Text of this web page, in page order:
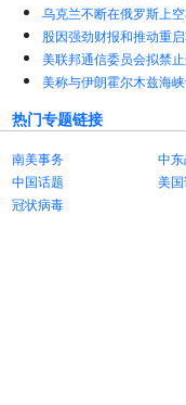
乌克兰不断在俄罗斯上
股因强劲财报和推动重
美联邦通信委员会拟禁
美称与伊朗霍尔木兹海
热门专题链接
南美事务 中
中国话题
美
冠状病毒